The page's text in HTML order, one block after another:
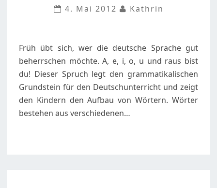
FÜR
2.
KLASSE
4. Mai 2012
Kathrin
Früh übt sich, wer die deutsche Sprache gut
beherrschen möchte. A, e, i, o, u und raus bist
du! Dieser Spruch legt den grammatikalischen
Grundstein für den Deutschunterricht und zeigt
den Kindern den Aufbau von Wörtern. Wörter
bestehen aus verschiedenen…